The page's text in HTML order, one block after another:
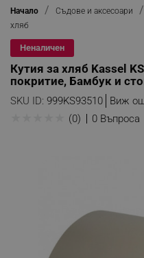
Начало Съдове и аксесоари
хляб
Неналичен
Кутия за хляб Kassel
покритие, Бамбук и
SKU ID: 999KS93510 Виж
(0) 0 Въпроса